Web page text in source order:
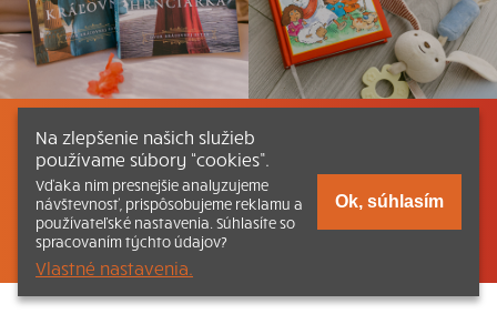
Listovať Obsah Dokumenty a články
Kontakt Tlačená verzia Katechizmu
© 2026 katechizmus.sk |Všetky práva vyhradené| Táto stránka
funguje aj vďaka kresťanskému kníhkupectvu
Na zlepšenie našich služieb
používame súbory “cookies”.
Vďaka nim presnejšie analyzujeme
návštevnosť, prispôsobujeme reklamu a
používateľské nastavenia. Súhlasíte so
spracovaním týchto údajov?
Vlastné nastavenia.
Ok, súhlasím